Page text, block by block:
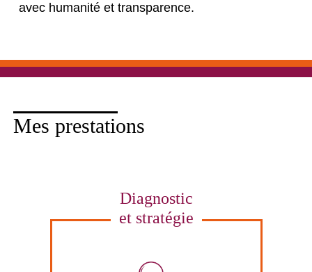
avec humanité et transparence.
Mes prestations
Diagnostic
et stratégie